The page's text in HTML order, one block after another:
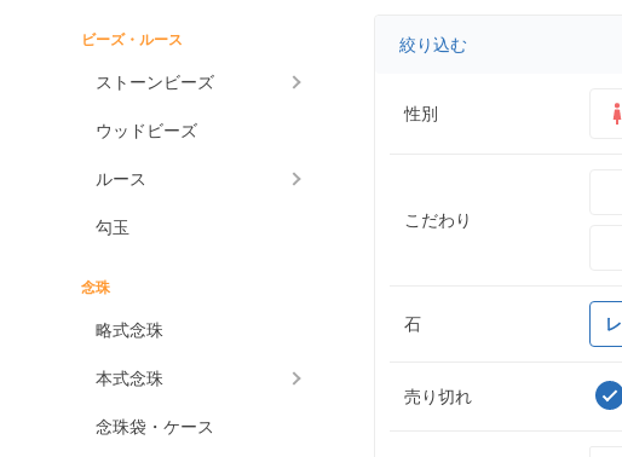
ビーズ・ルース
ストーンビーズ
ウッドビーズ
ルース
勾玉
念珠
略式念珠
本式念珠
念珠袋・ケース
絞り込む
性別
こだわり
石
売り切れ